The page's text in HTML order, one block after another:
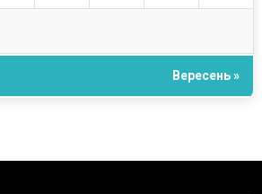
Вересень »